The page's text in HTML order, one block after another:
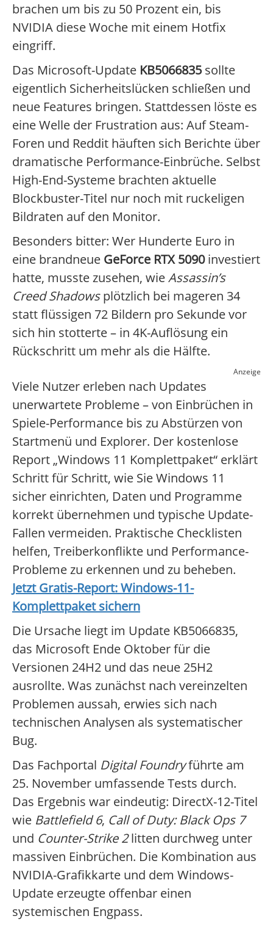
brachen um bis zu 50 Prozent ein, bis
NVIDIA diese Woche mit einem Hotfix
eingriff.
Das Microsoft-Update KB5066835 sollte
eigentlich Sicherheitslücken schließen und
neue Features bringen. Stattdessen löste es
eine Welle der Frustration aus: Auf Steam-
Foren und Reddit häuften sich Berichte über
dramatische Performance-Einbrüche. Selbst
High-End-Systeme brachten aktuelle
Blockbuster-Titel nur noch mit ruckeligen
Bildraten auf den Monitor.
Besonders bitter: Wer Hunderte Euro in
eine brandneue GeForce RTX 5090investiert
hatte, musste zusehen, wieAssassin’s
Creed Shadowsplötzlich bei mageren 34
statt flüssigen 72 Bildern pro Sekunde vor
sich hin stotterte – in 4K-Auflösung ein
Rückschritt um mehr als die Hälfte.
Anzeige
Viele Nutzer erleben nach Updates
unerwartete Probleme – von Einbrüchen in
Spiele-Performance bis zu Abstürzen von
Startmenü und Explorer. Der kostenlose
Report „Windows 11 Komplettpaket“ erklärt
Schritt für Schritt, wie Sie Windows 11
sicher einrichten, Daten und Programme
korrekt übernehmen und typische Update-
Fallen vermeiden. Praktische Checklisten
helfen, Treiberkonflikte und Performance-
Probleme zu erkennen und zu beheben.
Jetzt Gratis-Report: Windows-11-
Komplettpaket sichern
Die Ursache liegt im Update KB5066835,
das Microsoft Ende Oktober für die
Versionen 24H2 und das neue 25H2
ausrollte. Was zunächst nach vereinzelten
Problemen aussah, erwies sich nach
technischen Analysen als systematischer
Bug.
Das Fachportal Digital Foundryführte am
25. November umfassende Tests durch.
Das Ergebnis war eindeutig: DirectX-12-Titel
wie Battlefield 6, Call of Duty: Black Ops 7
und Counter-Strike 2litten durchweg unter
massiven Einbrüchen. Die Kombination aus
NVIDIA-Grafikkarte und dem Windows-
Update erzeugte offenbar einen
systemischen Engpass.